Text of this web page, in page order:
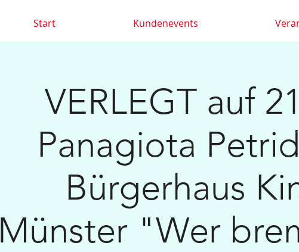
Start Kundenevents
VERLEGT auf
Panagiota
Bürgerhaus
Münster "Wer